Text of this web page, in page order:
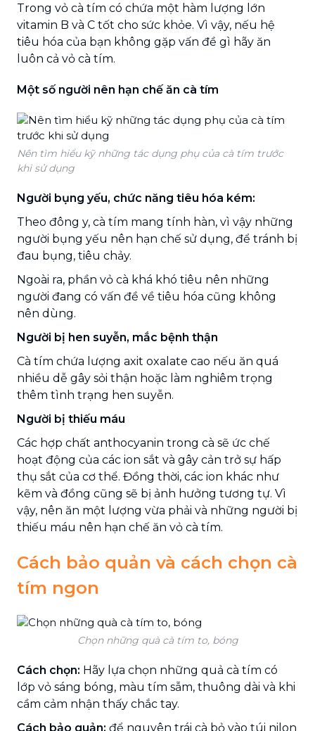
Trong vỏ cà tím có chứa một hàm lượng lớn
vitamin B và C tốt cho sức khỏe. Vì vậy, nếu hệ
tiêu hóa của bạn không gặp vấn đề gì hãy ăn
luôn cả vỏ cà tím.
Một số người nên hạn chế ăn cà tím
Nên tìm hiểu kỹ những tác dụng phụ của cà tím trước
khi sử dụng
Người bụng yếu, chức năng tiêu hóa kém:
Theo đông y, cà tím mang tính hàn, vì vậy những
người bụng yếu nên hạn chế sử dụng, để tránh bị
đau bụng, tiêu chảy.
Ngoài ra, phần vỏ cà khá khó tiêu nên những
người đang có vấn đề về tiêu hóa cũng không
nên dùng.
Người bị hen suyễn, mắc bệnh thận
Cà tím chứa lượng axit oxalate cao nếu ăn quá
nhiều dễ gây sỏi thận hoặc làm nghiêm trọng
thêm tình trạng hen suyễn.
Người bị thiếu máu
Các hợp chất anthocyanin trong cà sẽ ức chế
hoạt động của các ion sắt và gây cản trở sự hấp
thụ sắt của cơ thể. Đồng thời, các ion khác như
kẽm và đồng cũng sẽ bị ảnh hưởng tương tự. Vì
vậy, nên ăn một lượng vừa phải và những người bị
thiếu máu nên hạn chế ăn vỏ cà tím.
Cách bảo quản và cách chọn cà
tím ngon
Chọn những quà cà tím to, bóng
Cách chọn: Hãy lựa chọn những quả cà tím có
lớp vỏ sáng bóng, màu tím sẫm, thuông dài và khi
cầm cảm nhận thấy chắc tay.
Cách bảo quản: để nguyên trái cà bỏ vào túi nilon